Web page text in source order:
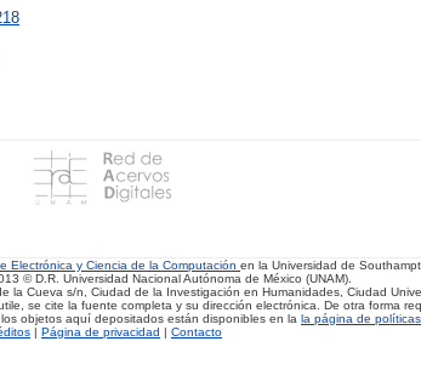
Electrónica y Ciencia de la Computación en la Universidad de
© D.R. Universidad Nacional Autónoma de México (UNAM).
la Cueva s/n, Ciudad de la Investigación en Humanidades, Ciudad
se cite la fuente completa y su dirección electrónica. De otra forma
objetos aquí depositados están disponibles en la la página de
| Página de privacidad | Contacto